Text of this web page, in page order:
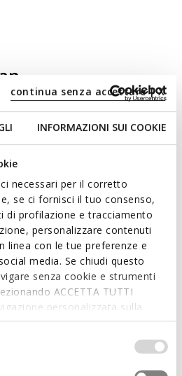
INFORMAZIONI SUI COOKIE
necessari per il corretto
se ci fornisci il tuo consenso,
di profilazione e tracciamento
personalizzare contenuti
linea con le tue preferenze e
media. Se chiudi questo
senza cookie e strumenti
ACCETTA TUTTI
personalizzata sulla
Selezionando
scegliere quali cookies ed
autorizzare. Per maggiori
in qualsiasi momento le
continua senza accettare | X
to purchase this item in the
in.
bag for women
is Geox's take on the classic
Its downsized and compact design
all your necessities for your